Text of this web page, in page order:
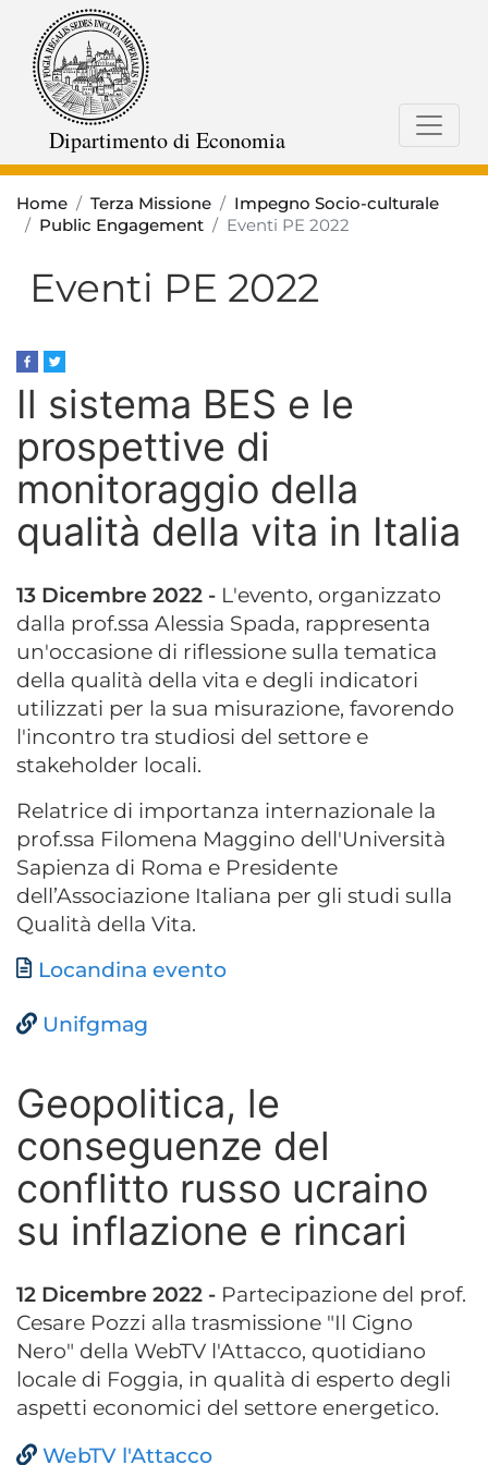
Dipartimento di Economia
Home Terza Missione
Impegno Socio-culturale
Public Engagement
Eventi PE 2022
Eventi PE 2022
Il sistema BES e le
prospettive di
monitoraggio della
qualità della vita in Italia
13 Dicembre 2022 - L'evento, organizzato
dalla prof.ssa Alessia Spada, rappresenta
un'occasione di riflessione sulla tematica
della qualità della vita e degli indicatori
utilizzati per la sua misurazione, favorendo
l'incontro tra studiosi del settore e
stakeholder locali.
Relatrice di importanza internazionale la
prof.ssa Filomena Maggino dell'Università
Sapienza di Roma e Presidente
dell’Associazione Italiana per gli studi sulla
Qualità della Vita.
Documento
Locandina evento
Unifgmag
Geopolitica, le
conseguenze del
conflitto russo ucraino
su inflazione e rincari
12 Dicembre 2022 - Partecipazione del prof.
Cesare Pozzi alla trasmissione "Il Cigno
Nero" della WebTV l'Attacco, quotidiano
locale di Foggia, in qualità di esperto degli
aspetti economici del settore energetico.
WebTV l'Attacco